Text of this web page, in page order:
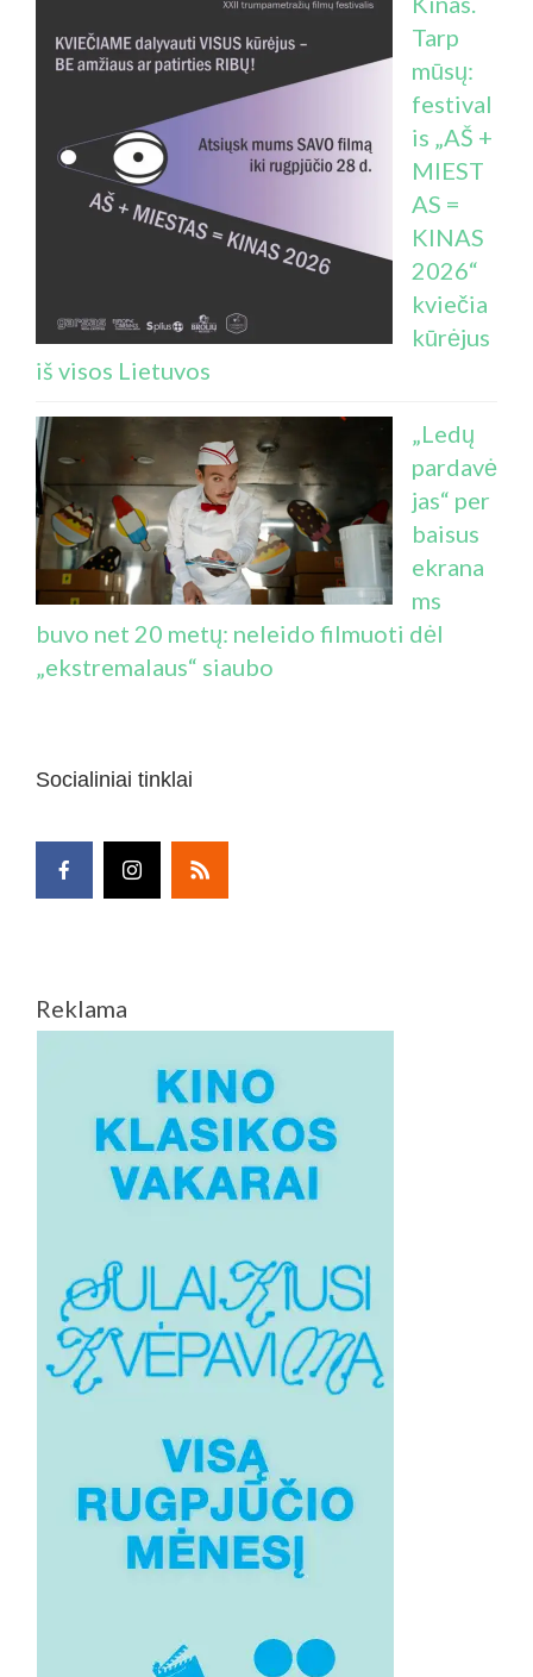
Tarp
mūsų:
festival
is „AŠ +
MIEST
AS =
KINAS
2026“
kviečia
kūrėjus
iš visos Lietuvos
„Ledų
pardavė
jas“ per
baisus
ekrana
ms
buvo net 20 metų: neleido filmuoti dėl
„ekstremalaus“ siaubo
Socialiniai tinklai
Reklama